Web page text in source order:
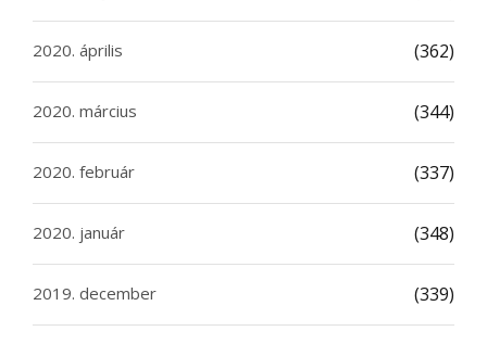
2020. április (362)
2020. március (344)
2020. február (337)
2020. január (348)
2019. december (339)